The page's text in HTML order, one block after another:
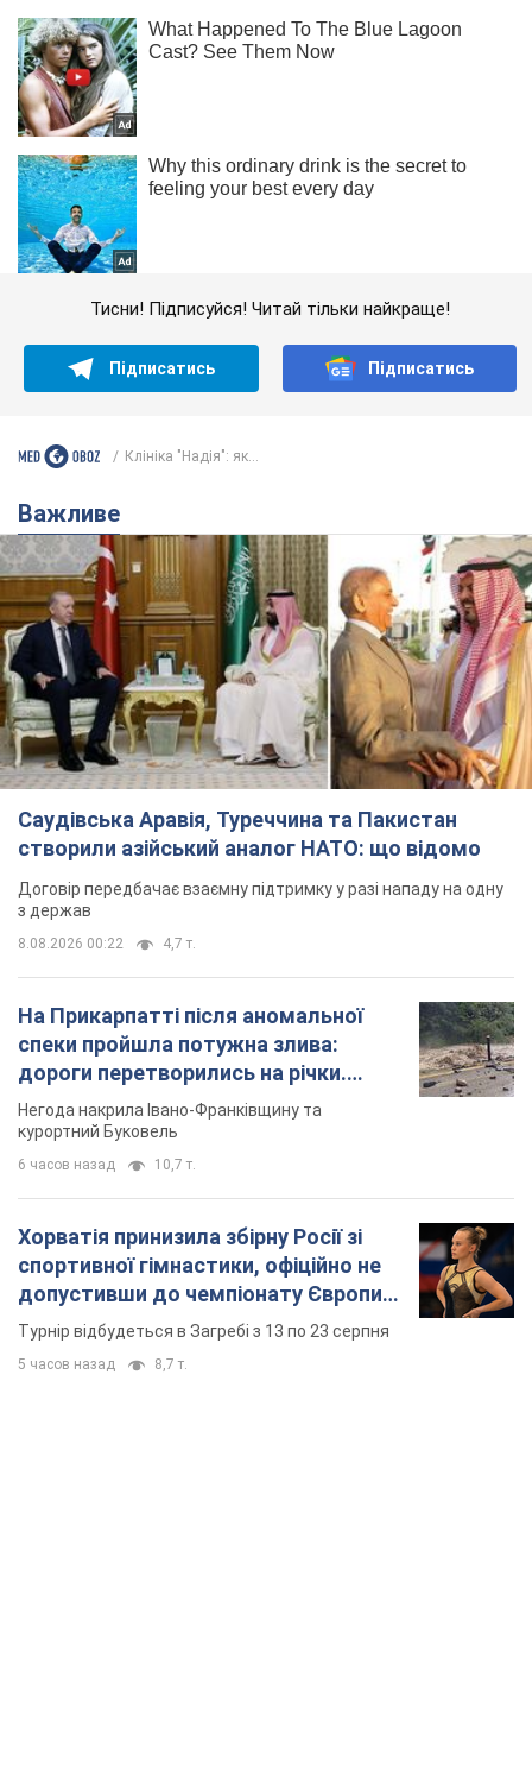
Тисни! Підписуйся! Читай тільки найкраще!
Підписатись Підписатись
Клініка "Надія": як...
Важливе
Саудівська Аравія, Туреччина та Пакистан
створили азійський аналог НАТО: що відомо
Договір передбачає взаємну підтримку у разі нападу на одну
з держав
8.08.2026 00:22 4,7 т.
На Прикарпатті після аномальної
спеки пройшла потужна злива:
дороги перетворились на річки.
Відео
Негода накрила Івано-Франківщину та
курортний Буковель
6 часов назад 10,7 т.
Хорватія принизила збірну Росії зі
спортивної гімнастики, офіційно не
допустивши до чемпіонату Європи
основних спортсменів
Турнір відбудеться в Загребі з 13 по 23 серпня
5 часов назад 8,7 т.